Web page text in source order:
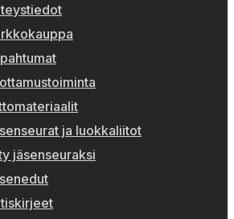
ja luokkaliitot
jäsenseuraksi